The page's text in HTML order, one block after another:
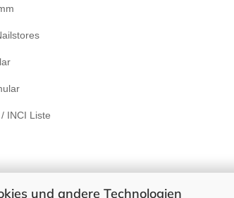
und andere Technologien
INCI Liste